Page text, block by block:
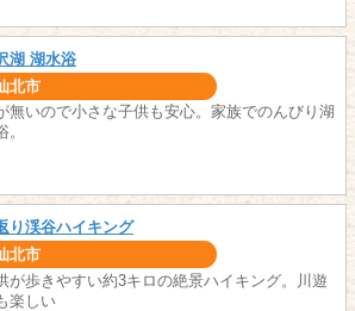
湖 湖水浴
北市
無いので小さな子供も安心。家族でのんびり湖
。
り渓谷ハイキング
北市
が歩きやすい約3キロの絶景ハイキング。川遊
楽しい